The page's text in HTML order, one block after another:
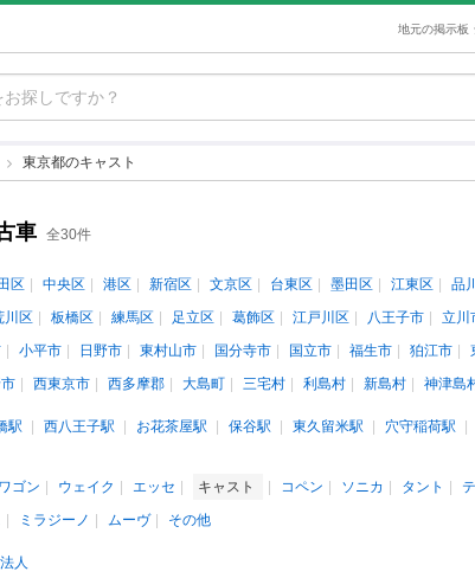
地元の掲示板
東京都のキャスト
車 全30件
区 中央区 港区 新宿区 文京区 台東区 墨田区 江東区 品
川区 板橋区 練馬区 足立区 葛飾区 江戸川区 八王子市 立川
小平市 日野市 東村山市 国分寺市 国立市 福生市 狛江市
西東京市 西多摩郡 大島町 三宅村 利島村 新島村 神津島
駅 西八王子駅 お花茶屋駅 保谷駅 東久留米駅 穴守稲荷駅
ゴン ウェイク エッセ キャスト コペン ソニカ タント
ミラジーノ ムーヴ その他
法人